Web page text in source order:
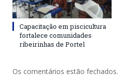
Capacitação em piscicultura
fortalece comunidades
ribeirinhas de Portel
Os comentários estão fechados.